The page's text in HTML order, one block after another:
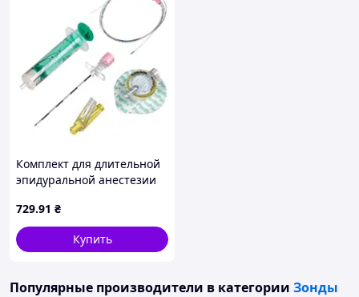
Комплект для длительной
эпидуральной анестезии
18G, B. Braun
729.91 ₴
Купить
Популярные производители в категории Зонды